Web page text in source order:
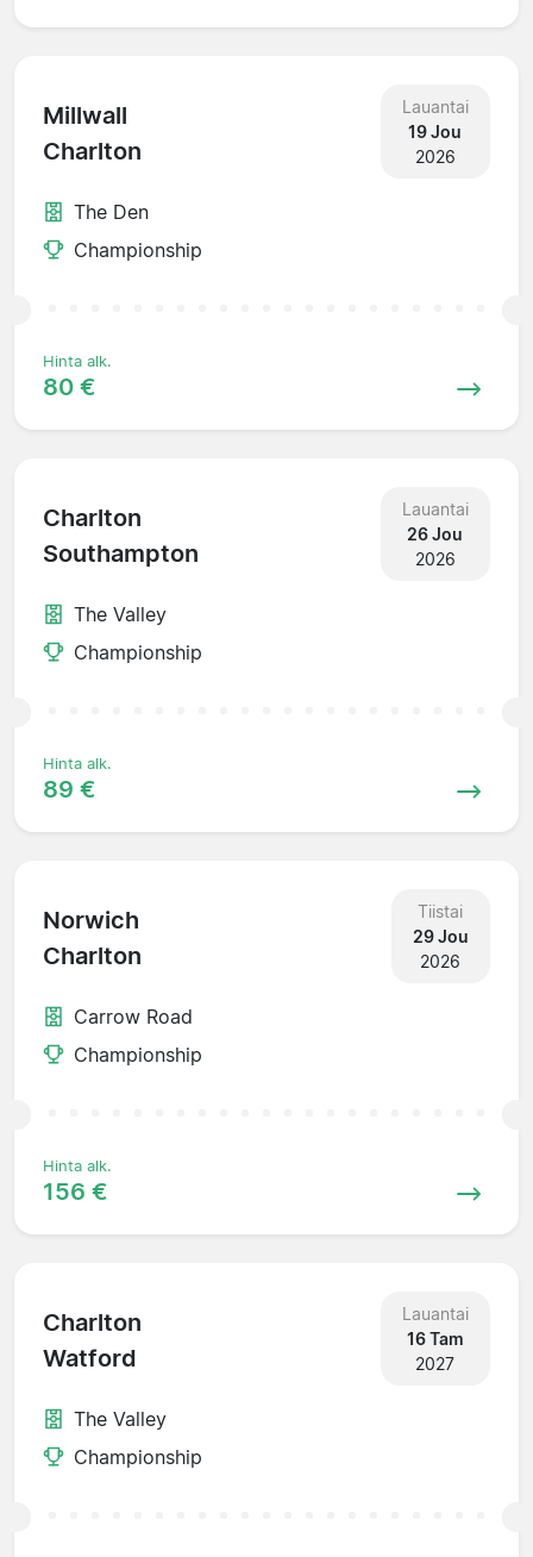
Millwall
Charlton
Lauantai
19 Jou
2026
The Den
Championship
Hinta alk.
80 €
Charlton
Southampton
Lauantai
26 Jou
2026
The Valley
Championship
Hinta alk.
89 €
Norwich
Charlton
Tiistai
29 Jou
2026
Carrow Road
Championship
Hinta alk.
156 €
Charlton
Watford
Lauantai
16 Tam
2027
The Valley
Championship